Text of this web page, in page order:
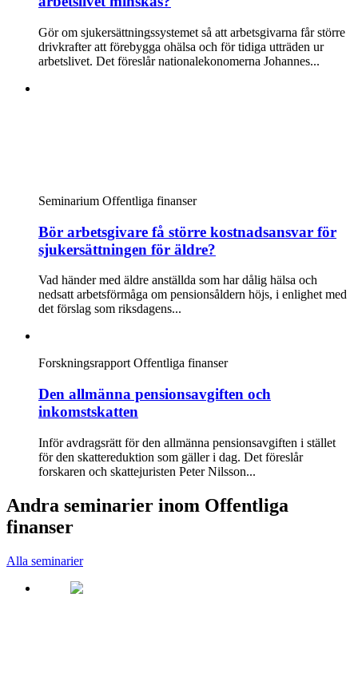
Gör om sjukersättningssystemet så att arbetsgivarna får större
drivkrafter att förebygga ohälsa och för tidiga utträden ur
arbetslivet. Det föreslår nationalekonomerna Johannes...
Seminarium Offentliga finanser
Bör arbetsgivare få större kostnadsansvar för
sjukersättningen för äldre?
Vad händer med äldre anställda som har dålig hälsa och
nedsatt arbetsförmåga om pensionsåldern höjs, i enlighet med
det förslag som riksdagens...
Forskningsrapport Offentliga finanser
Den allmänna pensionsavgiften och
inkomstskatten
Inför avdragsrätt för den allmänna pensionsavgiften i stället
för den skattereduktion som gäller i dag. Det föreslår
forskaren och skattejuristen Peter Nilsson...
Andra seminarier inom Offentliga
finanser
Alla seminarier